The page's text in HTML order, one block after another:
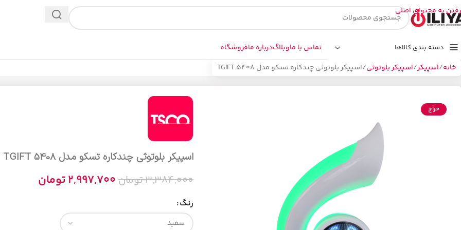
رفتن به محتوای اصلی
دسته بندی کالاها تماس با ماوبلاگدرباره مافروشگاه
خانه اسپیکر اسپیکر بلوتوثی اسپیکر بلوتوثی چندکاره تسکو مدل TGIFT 5408
حراج
اسپیکر بلوتوثی چندکاره تسکو مدل TGIFT 5408
3,384,000تومان 2,997,700تومان
رنگ